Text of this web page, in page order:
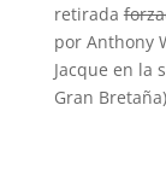
retirada
por Anthony
Jacque en la
Gran